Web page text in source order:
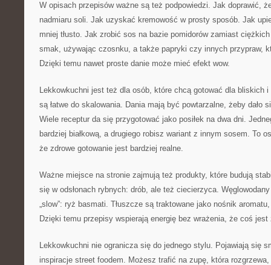
W opisach przepisów ważne są też podpowiedzi. Jak doprawić,
nadmiaru soli. Jak uzyskać kremowość w prosty sposób. Jak
mniej tłusto. Jak zrobić sos na bazie pomidorów zamiast
smak, używając czosnku, a także papryki czy innych przypraw,
Dzięki temu nawet proste danie może mieć efekt wow.
Lekkowkuchni jest też dla osób, które chcą gotować dla bliskich
są łatwe do skalowania. Dania mają być powtarzalne, żeby dało
Wiele receptur da się przygotować jako posiłek na dwa dni.
bardziej białkową, a drugiego robisz wariant z innym sosem. To
że zdrowe gotowanie jest bardziej realne.
Ważne miejsce na stronie zajmują też produkty, które budują
się w odsłonach rybnych: drób, ale też ciecierzyca.
„slow”: ryż basmati. Tłuszcze są traktowane jako nośnik
Dzięki temu przepisy wspierają energię bez wrażenia, że coś jest
Lekkowkuchni nie ogranicza się do jednego stylu. Pojawiają się
inspiracje street foodem. Możesz trafić na zupę, która